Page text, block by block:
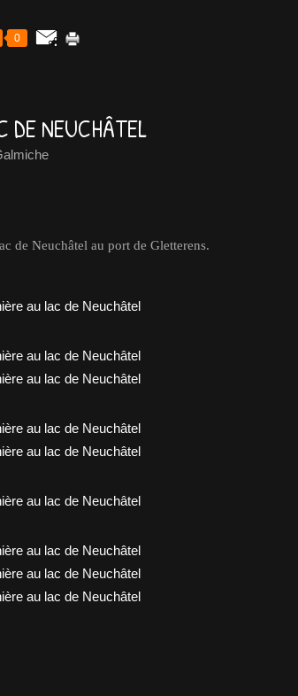
0
DE NEUCHÂTEL
de Neuchâtel au port de Gletterens.